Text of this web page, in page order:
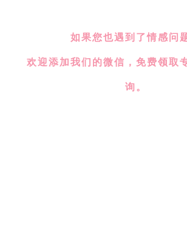
如果您也遇到了情感问
欢迎添加我们的微信，免费领取
询。